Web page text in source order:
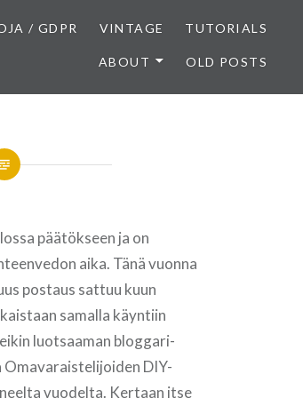
/ GDPR VINTAGE TUTORIALS
ABOUT OLD POSTS
päätökseen ja on
aika. Tänä vuonna
postaus sattuu kuun
samalla käyntiin
luotsaaman bloggari-
DIY-
vuodelta. Kertaan itse